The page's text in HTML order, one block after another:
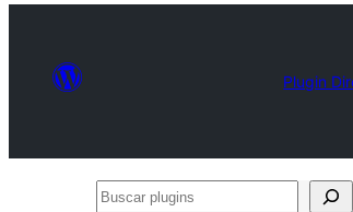
Plugin
Buscar